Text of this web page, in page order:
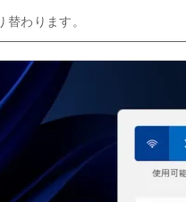
わります。